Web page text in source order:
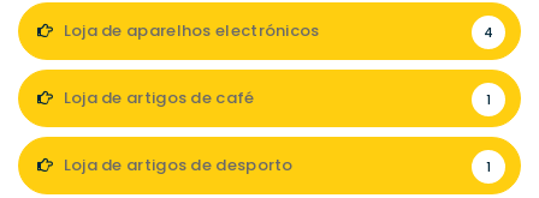
Loja de aparelhos electrónicos 4
Loja de artigos de café 1
Loja de artigos de desporto 1